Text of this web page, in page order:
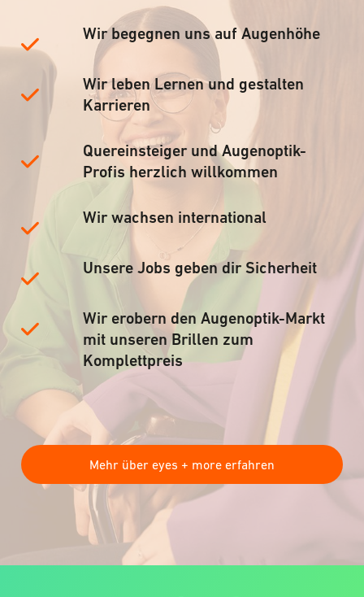
Wir begegnen uns auf Augenhöhe
Wir leben Lernen und gestalten
Karrieren
Quereinsteiger und Augenoptik-
Profis herzlich willkommen
Wir wachsen international
Unsere Jobs geben dir Sicherheit
Wir erobern den Augenoptik-Markt
mit unseren Brillen zum
Komplettpreis
Mehr über eyes + more erfahren